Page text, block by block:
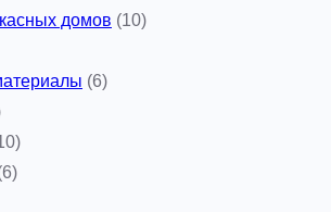
домов (10)
(6)